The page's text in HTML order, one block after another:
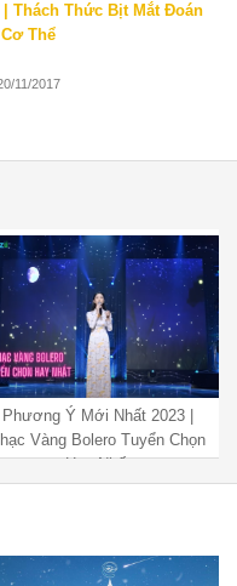
Thách Thức Bịt Mắt Đoán
Thể
11/2017
Phương Ý Mới Nhất 2023 |
Vàng Bolero Tuyển Chọn
Hay Nhất